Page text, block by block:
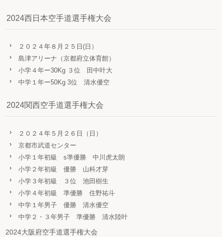
2024西日本空手道選手権大会
２０２４年８月２５日(日）
島津アリーナ（京都府立体育館）
小学４年ー30Kg ３位 田中叶大
中学１年ー50Kg 3位 清水優空
2024関西空手道選手権大会
２０２４年５月２６日（日）
京都市武道センター
小学１年初級 s準優勝 中川虎太朗
小学２年初級 優勝 山科才芽
小学３年初級 ３位 池田樹生
小学４年初級 準優勝 住野祐斗
中学１年男子 優勝 清水優空
中学２・３年男子 準優勝 清水陸叶
2024大阪府空手道選手権大会